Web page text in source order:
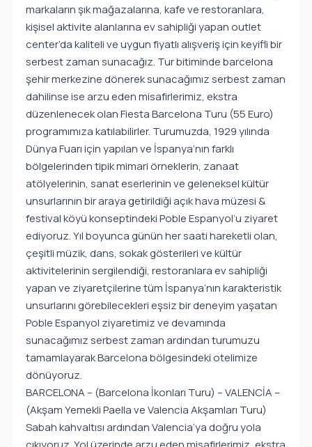
markaların şık mağazalarına, kafe ve restoranlara,
kişisel aktivite alanlarına ev sahipliği yapan outlet
center’da kaliteli ve uygun fiyatlı alışveriş için keyifli bir
serbest zaman sunacağız. Tur bitiminde barcelona
şehir merkezine dönerek sunacağımız serbest zaman
dahilinse ise arzu eden misafirlerimiz, ekstra
düzenlenecek olan Fiesta Barcelona Turu (55 Euro)
programımıza katılabilirler. Turumuzda, 1929 yılında
Dünya Fuarı için yapılan ve İspanya’nın farklı
bölgelerinden tipik mimari örneklerin, zanaat
atölyelerinin, sanat eserlerinin ve geleneksel kültür
unsurlarının bir araya getirildiği açık hava müzesi &
festival köyü konseptindeki Poble Espanyol’u ziyaret
ediyoruz. Yıl boyunca günün her saati hareketli olan,
çeşitli müzik, dans, sokak gösterileri ve kültür
aktivitelerinin sergilendiği, restoranlara ev sahipliği
yapan ve ziyaretçilerine tüm İspanya’nın karakteristik
unsurlarını görebilecekleri eşsiz bir deneyim yaşatan
Poble Espanyol ziyaretimiz ve devamında
sunacağımız serbest zaman ardından turumuzu
tamamlayarak Barcelona bölgesindeki otelimize
dönüyoruz.
BARCELONA – (Barcelona İkonları Turu) – VALENCİA –
(Akşam Yemekli Paella ve Valencia Akşamları Turu)
Sabah kahvaltısı ardından Valencia’ya doğru yola